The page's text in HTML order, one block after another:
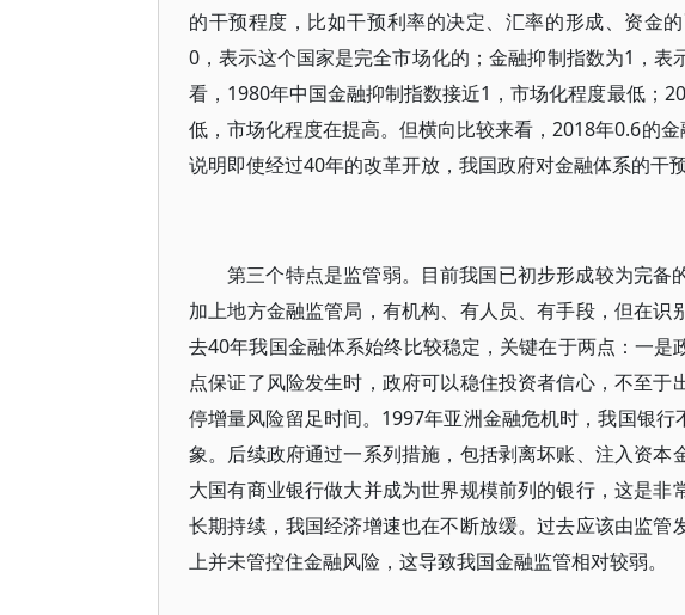
的干预程度，比如干预利率的决定、汇率的形成、资金
0，表示这个国家是完全市场化的；金融抑制指数为1，
看，1980年中国金融抑制指数接近1，市场化程度最低；
低，市场化程度在提高。但横向比较来看，2018年0.6的
说明即使经过40年的改革开放，我国政府对金融体系的干
第三个特点是监管弱。目前我国已初步形成较为完
加上地方金融监管局，有机构、有人员、有手段，但在
去40年我国金融体系始终比较稳定，关键在于两点：一
点保证了风险发生时，政府可以稳住投资者信心，不至
停增量风险留足时间。1997年亚洲金融危机时，我国银
象。后续政府通过一系列措施，包括剥离坏账、注入资
大国有商业银行做大并成为世界规模前列的银行，这是
长期持续，我国经济增速也在不断放缓。过去应该由监
上并未管控住金融风险，这导致我国金融监管相对较弱。